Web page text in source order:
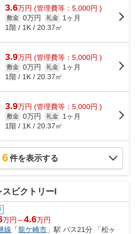
3.6万円 (管理費等：5,000円 )
敷金 0万円 礼金
1ヶ月
1階 / 1K / 20.37㎡
3.9万円 (管理費等：5,000円 )
敷金 0万円 礼金
1ヶ月
1階 / 1K / 20.37㎡
3.9万円 (管理費等：5,000円 )
敷金 0万円 礼金
1ヶ月
1階 / 1K / 20.37㎡
6件を表示する
スビクトリーI
万円～4.6万円
線 「龍ケ崎市 」駅 バス21分 「松ヶ